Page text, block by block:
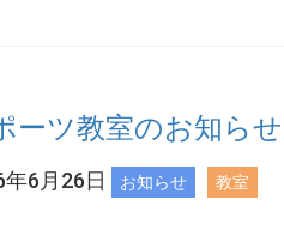
ーツ教室のお知らせ
年6月26日 お知らせ 教室